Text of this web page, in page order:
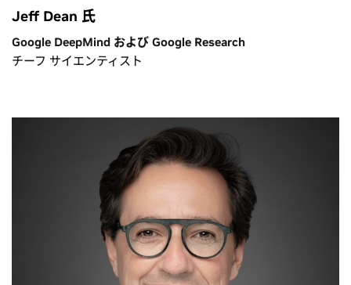
Jeff Dean 氏
Google DeepMind および Google Research
チーフ サイエンティスト